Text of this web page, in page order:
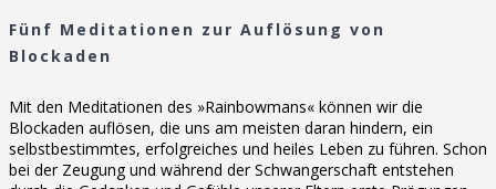
Fünf Meditationen zur Auflösung von
Blockaden
Mit den Meditationen des »Rainbowmans« können wir die
Blockaden auflösen, die uns am meisten daran hindern, ein
selbstbestimmtes, erfolgreiches und heiles Leben zu führen. Schon
bei der Zeugung und während der Schwangerschaft entstehen